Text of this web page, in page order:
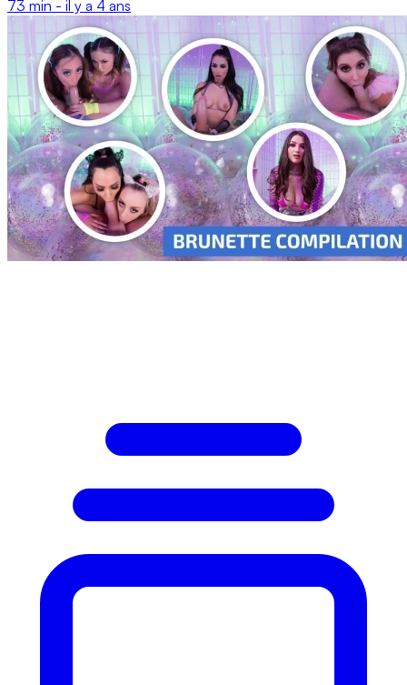
73 min - il y a 4 ans